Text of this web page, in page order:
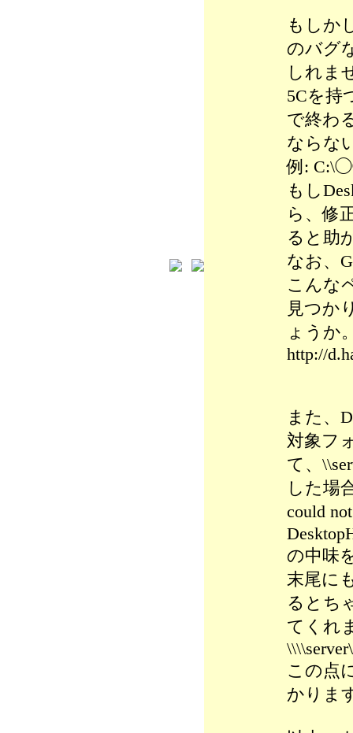
もしか
のバグ
しれま
5Cを持
で終わ
ならな
例:
もし
ら、修
ると助
なお、
こんな
見つか
ょうか
http://
また、
対象フ
て、
した場
could
の中味
末尾に
るとち
てくれ
この点
かりま